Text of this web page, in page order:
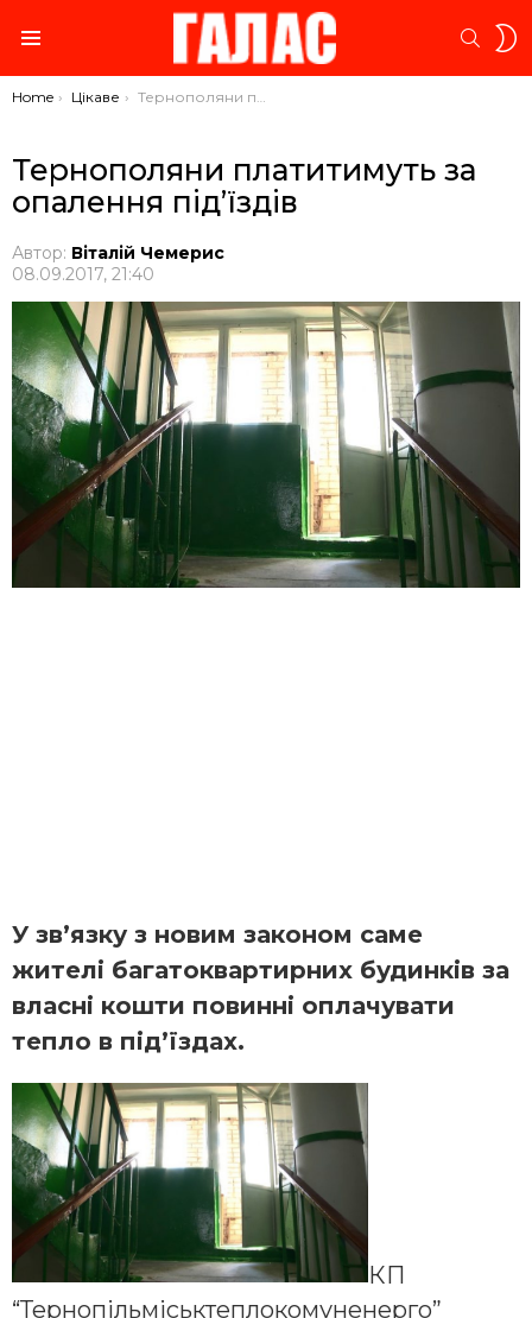
You are here:
Home Цікаве Тернополяни платитимуть за опалення під’їздів
Тернополяни платитимуть за
опалення під’їздів
Автор: Віталій Чемерис
08.09.2017, 21:40
У зв’язку з новим законом саме
жителі багатоквартирних будинків за
власні кошти повинні оплачувати
тепло в під’їздах.
КП
“Тернопільміськтеплокомуненерго”